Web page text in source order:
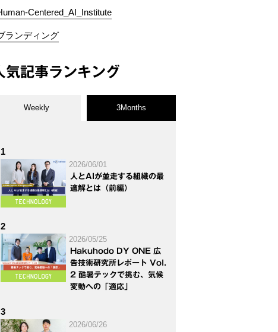
Centered_AI_Institute
ランディング
気記事ランキング
Weekly 3Months
1
2026/06/01
人とAIが並走する組織の最
適解とは（前編）
2
2026/05/25
Hakuhodo DY ONE 広
告技術研究所レポート Vol.
2 酷暑テックで挑む、気候
変動への「適応」
3
2026/06/26